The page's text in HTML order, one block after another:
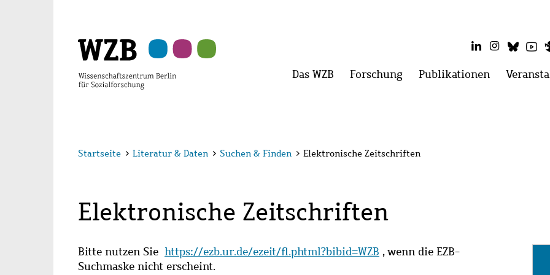
LinkedInInstagram
Hauptmenü
Das WZB Menü
Forschung Menü
Publikationen Menü
Startseite > Literatur & Daten > Suchen & Finden > Elektronische Zeitschriften
Elektronische Zeitschriften
Bitte nutzen Sie https://ezb.ur.de/ezeit/fl.phtml?bibid=WZB , wenn die EZB-
Suchmaske nicht erscheint.